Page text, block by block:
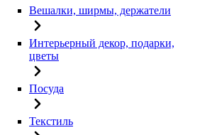
Вешалки, ширмы, держатели
Интерьерный декор, подарки,
цветы
Посуда
Текстиль